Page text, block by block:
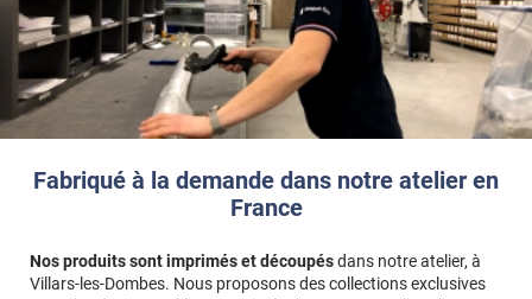
Fabriqué à la demande dans notre atelier en
France
Nos produits sont imprimés et découpésdans notre atelier, à
Villars-les-Dombes. Nous proposons des collections exclusives